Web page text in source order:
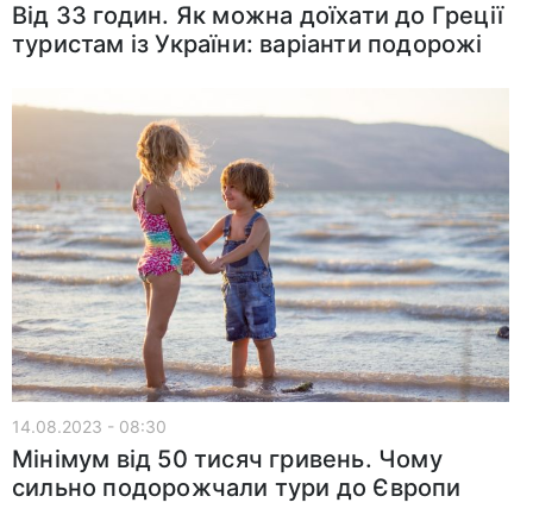
Від 33 годин. Як можна доїхати до Греції
туристам із України: варіанти подорожі
14.08.2023 - 08:30
Мінімум від 50 тисяч гривень. Чому
сильно подорожчали тури до Європи